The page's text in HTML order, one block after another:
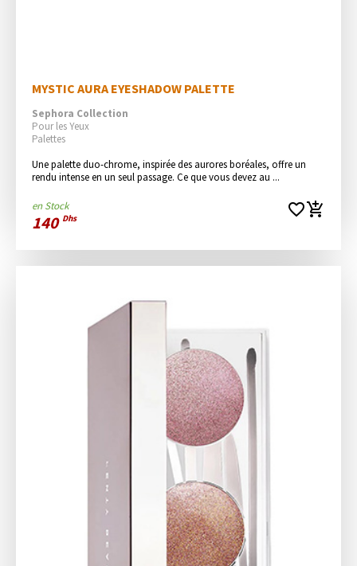
MYSTIC AURA EYESHADOW PALETTE
Sephora Collection
Pour les Yeux
Palettes
Une palette duo-chrome, inspirée des aurores boréales, offre un
rendu intense en un seul passage. Ce que vous devez au ...
en Stock
140 Dhs favorite_borderadd_shopping_cart